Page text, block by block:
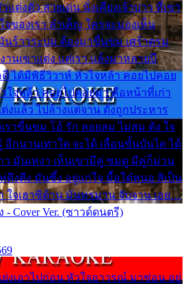
แต่งตัว สวยเด่น นั่งเคียงเจ้าบ่าว ที่เขา
จของเรา ลำเค็ญ ใครจะมองเห็น
นร้าวระบม ต้องมาขื่นขม เศร้าตรม
นเขาแต่ง แต่เรา แล้งมาหลายปี
ได้มีพิธีวิวาห์ หัวใจหล้า คอยไปคอย
ใจหล้า คอยไปคอยมา คือหน้าที่เก่า
งแล้ว ไปล้างแต่จาน ดั่งถูกประหาร
ราขื่นขม โอ้ รัก ลอยลม ไม่สม ดัง ใจ
อีกนานเท่าใด จะได้ เลื่อนขั้นบันได ได้
ว มันเหงา เห็นเขามีคู่ ซมดู มีคู่ก็ม่วน
ตึงตึง มันซึ้ง อยู่แก่ใจ มื้อใด๋หนอ สิเป็น
ใจเฮาซิด้าน มันทรมาน จับจาน เอย…
- Cover Ver. (ซาวด์ดนตรี)
ย่งเอาไปก่อน หัวใจอาวรณ์ มาซ่อน อยู่